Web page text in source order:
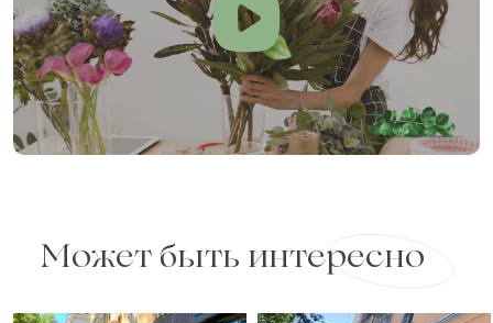
Может быть интересно